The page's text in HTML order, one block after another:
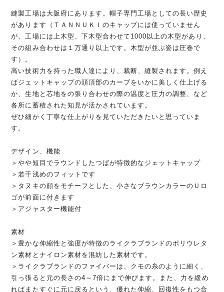
縫製工場は大阪府にあります。帽子専門工場としての長い歴史
があります（ＴＡＮＮＵＫＩのキャップには使っていません
が、工場には上木型、下木型合わせて1000以上の木型があり、
その組み合わせは１万通り以上です。木型が並ぶ姿は圧巻で
す）。
高い技術力を持った職人達により、裁断、縫製されます。例え
ばジェットキャップの頭頂部のカーブをいかに美しく仕上げる
か、生地と芯地をの張り合わせの際の温度と圧力の調整、など
各所に蓄積された知見が活かされています。
ぜひ細かく丁寧な仕上がりを見ていただきたいと思っていま
す。
デザイン、機能
＞やや短目でラウンドしたつばが特徴的なジェットキャップ
＞若干浅めのフィットです
＞タヌキの顔をモチーフとした、小さなブラウンカラーのＵロ
ゴが前面に付きます
＞アジャスター機能付
素材
＞豊かな伸縮性と強度が特徴のライクラブランドのポリウレタ
ン素材とナイロン素材を混紡した素材です。
＞ライクラブランドのファイバーは、クモの糸のように細く、
引っ張ると元の長さの4～7倍にまで伸びます。また、力を緩め
ればまたすぐに元に戻るという、優れた伸縮、回復性をもつ合